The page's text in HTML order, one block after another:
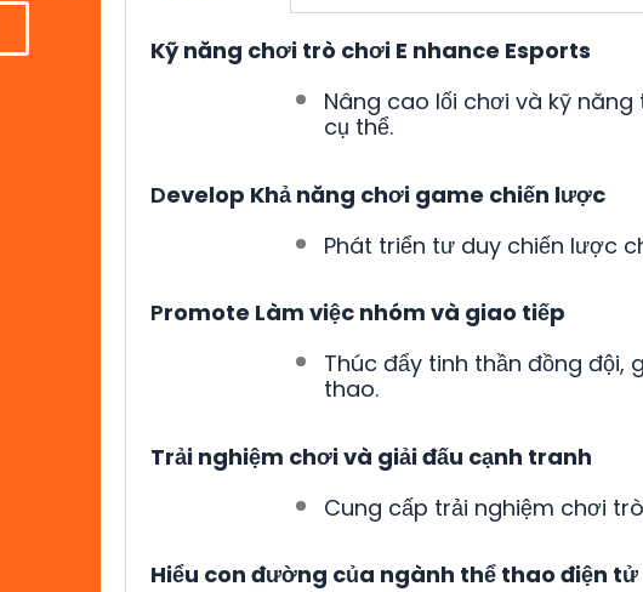
Kỹ năng chơi trò chơi E nhance Esports
Nâng cao lối chơi và kỹ
cụ thể.
Develop Khả năng chơi game chiến lược
Phát triển tư duy chiến lược
Promote Làm việc nhóm và giao tiếp
Thúc đẩy tinh thần đồng đội,
thao.
Trải nghiệm chơi và giải đấu cạnh tranh
Cung cấp trải nghiệm chơi
Hiểu con đường của ngành thể thao điện tử